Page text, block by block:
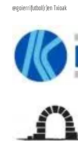
@goierrifutbol(r)en Txioak